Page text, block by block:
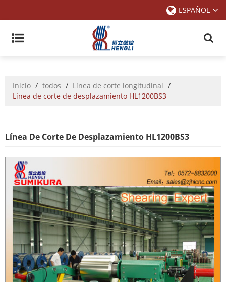
ESPAÑOL
Inicio / todos / Línea de corte longitudinal /
Línea de corte de desplazamiento HL1200BS3
Línea De Corte De Desplazamiento HL1200BS3